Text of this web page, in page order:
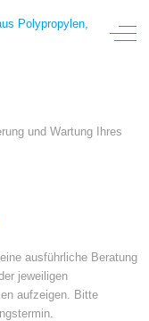
Off-
und Wartung Ihres
ausführliche Beratung
jeweiligen
aufzeigen. Bitte